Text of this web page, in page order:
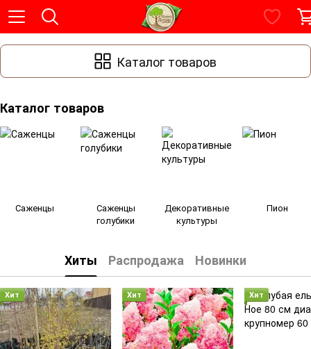
Каталог товаров
Каталог товаров
Саженцы
Саженцы
голубики
Декоративные
культуры
Пион
Хиты Распродажа Новинки
Хит Хит Хит